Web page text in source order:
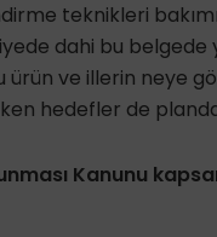
teknikleri
dahi bu belgede
ve illerin neye
hedefler de
Kanunu